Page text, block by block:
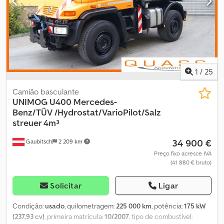
1 / 25
Gaubitsch 2 209 km
Camião basculante
UNIMOG U400 Mercedes-
Benz/TÜV/Hydrostat/VarioPilot/Salz
streuer 4m³
34 900 €
Preço fixo acresce IVA
(41 880 € bruto)
Solicitar Ligar
Condição:usado, quilometragem:225 000 km, potência:175 kW
(237,93 cv), primeira matrícula:10/2007, tipo de combustível: